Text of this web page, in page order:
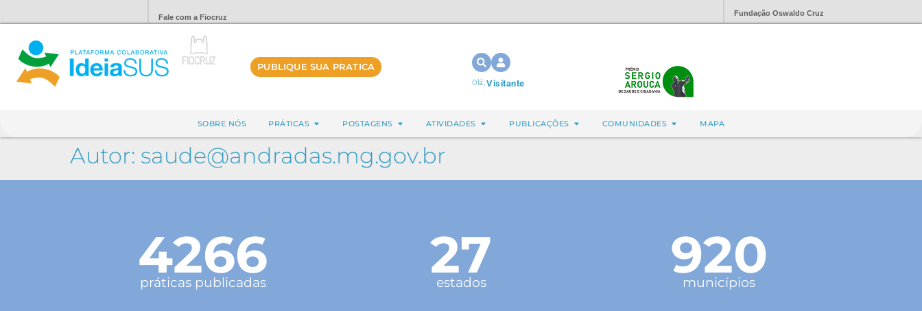
Fale com a Fiocruz Fundação Oswaldo Cruz
PUBLIQUE SUA PRATICA
Olá,Visitante
SOBRE NÓS PRÁTICAS POSTAGENS ATIVIDADES PUBLICAÇÕES COMUNIDADES MAPA
Autor: saude@andradas.mg.gov.br
4266
práticas publicadas 27
estados 920
municípios